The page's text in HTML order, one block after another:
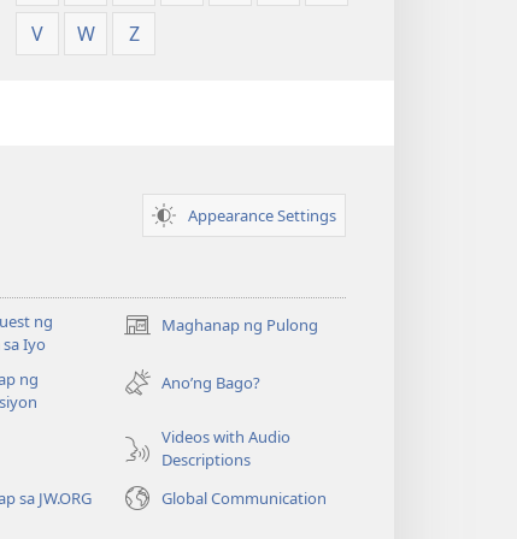
V
W Z
Appearance Settings
ng
Iyo
Maghanap ng Pulong
(may
na
window)
ng
Ano’ng Bago?
Videos with Audio
Descriptions
sa JW.ORG
Global Communication